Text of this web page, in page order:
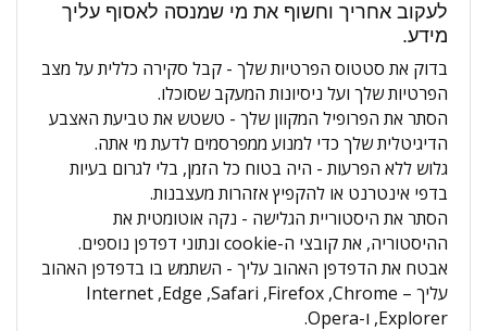
לעקוב אחריך וחשוף את מי שמנסה לאסוף עליך
מידע.
בדוק את סטטוס הפרטיות שלך - קבל סקירה כללית על מצב
הפרטיות שלך ועל ניסיונות המעקב שסוכלו.
הסתר את הפרופיל המקוון שלך - טשטש את טביעת האצבע
הדיגיטלית שלך כדי למנוע ממפרסמים לדעת מי אתה.
גלוש ללא הפרעות - היה בטוח כל הזמן, בלי לגרום בעיות
בדפי אינטרנט או להקפיץ אזהרות מעצבנות.
הסתר את היסטוריית הגלישה - נקה אוטומטית את
ההיסטוריה, את קובצי ה-cookie ונתוני דפדפן נוספים.
אבטח את הדפדפן האהוב עליך - השתמש בו בדפדפן האהוב
עליך – Chrome‏, Firefox‏, Safari‏, Edge‏, Internet
Explorer, ו-Opera.